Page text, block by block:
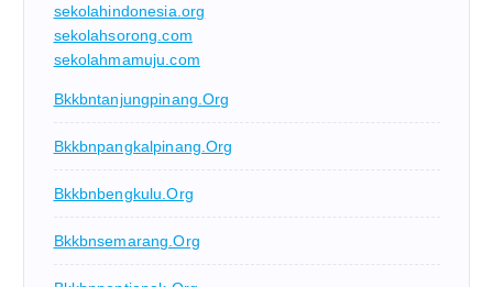
sekolahindonesia.org
sekolahsorong.com
sekolahmamuju.com
Bkkbntanjungpinang.org
Bkkbnpangkalpinang.org
Bkkbnbengkulu.org
Bkkbnsemarang.org